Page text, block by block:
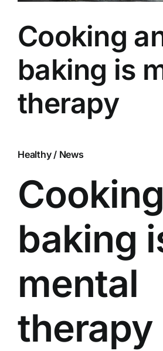
Cooking
baking is
therapy
Healthy/ News
baking
mental
therapy